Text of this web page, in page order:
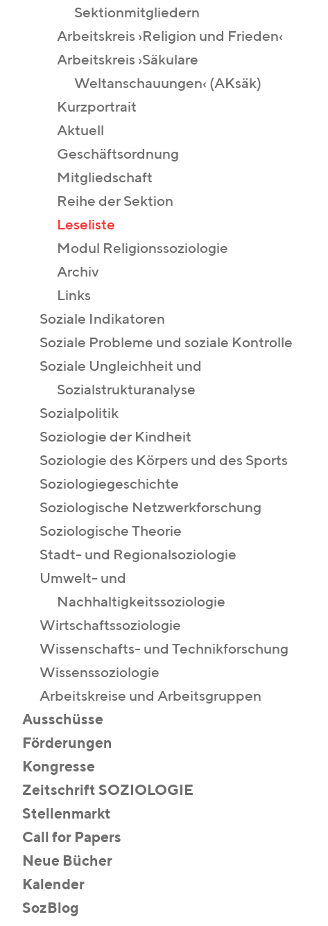
Sektionmitgliedern
Arbeitskreis ›Religion und Frieden‹
Arbeitskreis ›Säkulare
Weltanschauungen‹ (AKsäk)
Kurzportrait
Aktuell
Geschäftsordnung
Mitgliedschaft
Reihe der Sektion
Leseliste
Modul Religionssoziologie
Archiv
Links
Soziale Indikatoren
Soziale Probleme und soziale Kontrolle
Soziale Ungleichheit und
Sozialstrukturanalyse
Sozialpolitik
Soziologie der Kindheit
Soziologie des Körpers und des Sports
Soziologiegeschichte
Soziologische Netzwerkforschung
Soziologische Theorie
Stadt- und Regionalsoziologie
Umwelt- und
Nachhaltigkeitssoziologie
Wirtschaftssoziologie
Wissenschafts- und Technikforschung
Wissenssoziologie
Arbeitskreise und Arbeitsgruppen
Ausschüsse
Förderungen
Kongresse
Zeitschrift SOZIOLOGIE
Stellenmarkt
Call for Papers
Neue Bücher
Kalender
SozBlog